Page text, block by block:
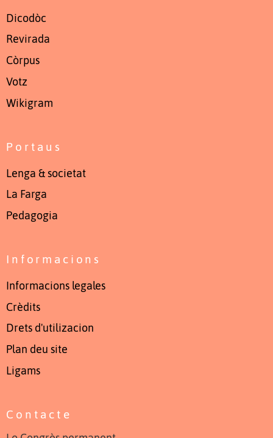
Dicodòc
Revirada
Còrpus
Votz
Wikigram
Portaus
Lenga & societat
La Farga
Pedagogia
Informacions
Informacions legales
Crèdits
Drets d'utilizacion
Plan deu site
Ligams
Contacte